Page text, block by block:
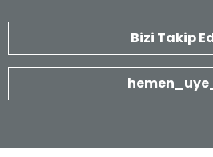
Bizi Takip